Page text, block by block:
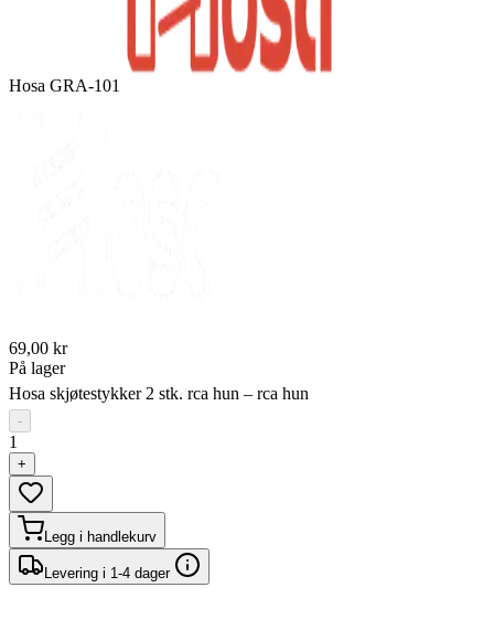
Hosa GRA-101
69,00 kr
På lager
Hosa skjøtestykker 2 stk. rca hun – rca hun
-
1
+
Legg i handlekurv
Levering i 1-4 dager